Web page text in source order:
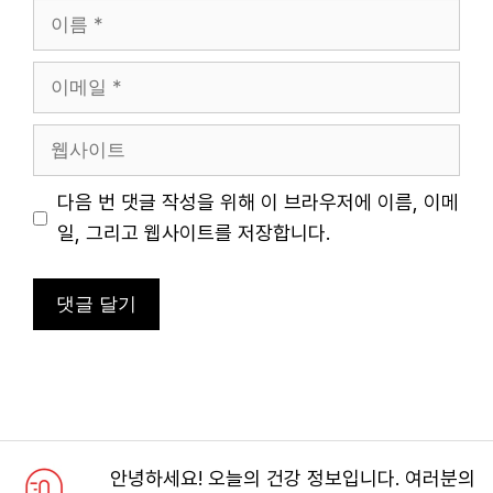
름
메
사
트
다음 번 댓글 작성을 위해 이 브라우저에 이름, 이메
일, 그리고 웹사이트를 저장합니다.
안녕하세요! 오늘의 건강 정보입니다. 여러분의